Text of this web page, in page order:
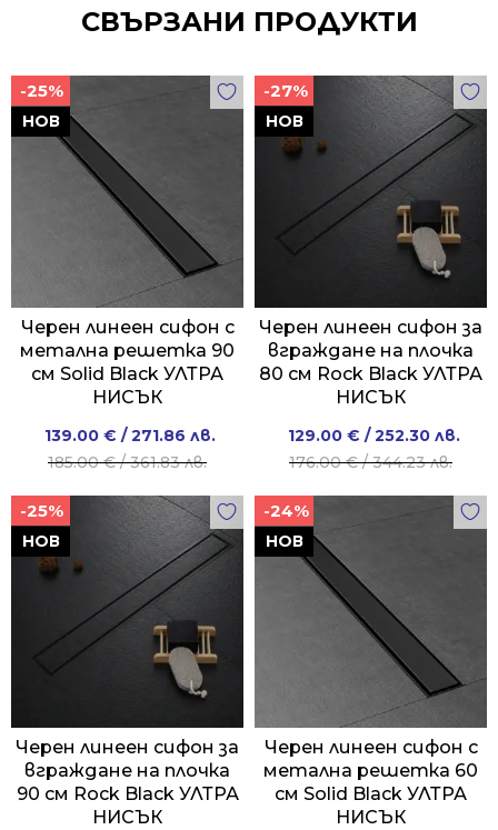
СВЪРЗАНИ ПРОДУКТИ
НОВ
-25%
Черен линеен сифон с
метална решетка 90
см Solid Black УЛТРА
НИСЪК
185.00€/ 361.83 лв.
Original
price
185.00 €
/
361.83 лв..
139.00 € / 271.86 лв.
Current
price
139.00 €
/
271.86 лв..
НОВ
-27%
Черен линеен сифон за
вграждане на плочка
80 см Rock Black УЛТРА
НИСЪК
176.00€/ 344.23 лв.
Original
price
129.00 € / 252.30 лв.
Current
price
НОВ
-25%
Черен линеен сифон за
вграждане на плочка
90 см Rock Black УЛТРА
НИСЪК
НОВ
-24%
Черен линеен сифон с
метална решетка 60
см Solid Black УЛТРА
НИСЪК